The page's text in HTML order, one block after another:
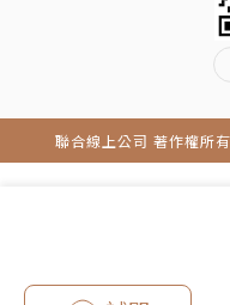
聯合線上公司 著作權